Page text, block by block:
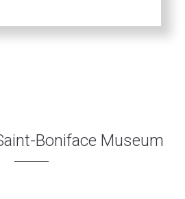
Boniface Museum